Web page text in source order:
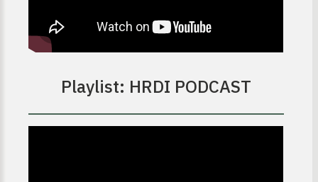
Playlist: HRDI PODCAST